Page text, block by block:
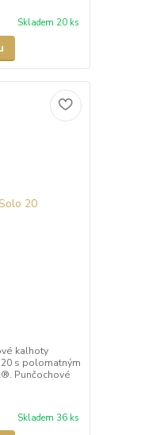
Skladem 20 ks
kalhoty
s polomatným
Punčochové
Skladem 36 ks